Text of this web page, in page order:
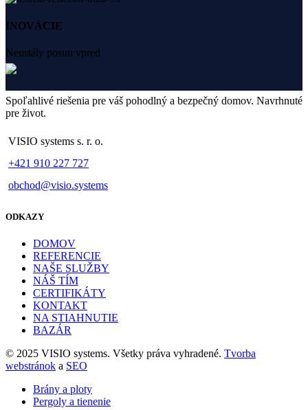
INOVÁCIE
Neustály posun vpred
Spoľahlivé riešenia pre váš pohodlný a bezpečný domov. Navrhnuté
pre život.
VISIO systems s. r. o.
+421 910 227 727
obchod@visio.systems
ODKAZY
DOMOV
REFERENCIE
NAŠE SLUŽBY
NÁŠ TÍM
CERTIFIKÁTY
KONTAKT
NA STIAHNUTIE
BAZÁR
© 2025 VISIO systems. Všetky práva vyhradené. Tvorba
webstránok a SEO
Brány a ploty
Pergoly a tienenie